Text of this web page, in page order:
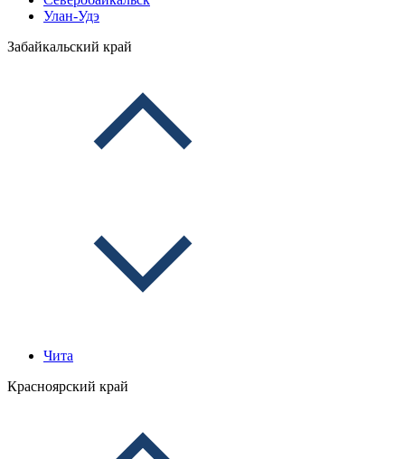
Улан-Удэ
Забайкальский край
Чита
Красноярский край